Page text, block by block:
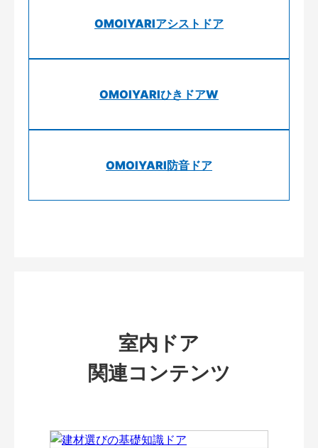
OMOIYARIアシストドア
OMOIYARIひきドアW
OMOIYARI防音ドア
室内ドア
関連コンテンツ